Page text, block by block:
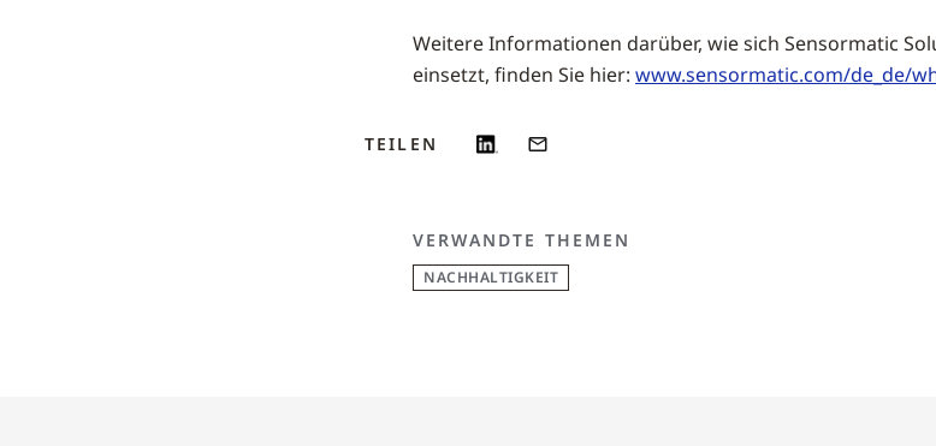
Weitere Informationen darüber, wie sich Sensormatic
einsetzt, finden Sie hier: www.sensormatic.com/de_de/
TEILEN
VERWANDTE THEMEN
NACHHALTIGKEIT